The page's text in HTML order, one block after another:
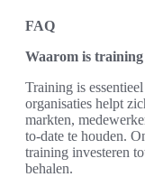
FAQ
Waarom is
Training is
organisaties helpt
markten,
to-date te houden.
training investeren
behalen.